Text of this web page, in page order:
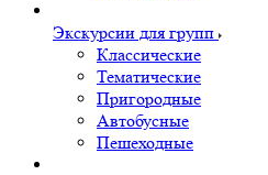
Экскурсии для групп
Классические
Тематические
Пригородные
Автобусные
Пешеходные